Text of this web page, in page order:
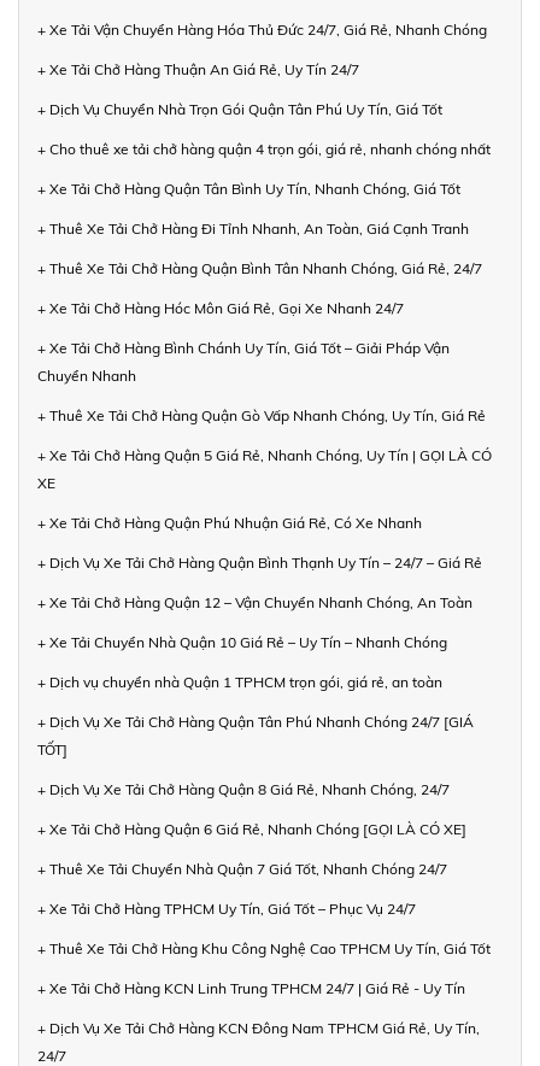
+ Xe Tải Vận Chuyển Hàng Hóa Thủ Đức 24/7, Giá Rẻ, Nhanh Chóng
+ Xe Tải Chở Hàng Thuận An Giá Rẻ, Uy Tín 24/7
+ Dịch Vụ Chuyển Nhà Trọn Gói Quận Tân Phú Uy Tín, Giá Tốt
+ Cho thuê xe tải chở hàng quận 4 trọn gói, giá rẻ, nhanh chóng nhất
+ Xe Tải Chở Hàng Quận Tân Bình Uy Tín, Nhanh Chóng, Giá Tốt
+ Thuê Xe Tải Chở Hàng Đi Tỉnh Nhanh, An Toàn, Giá Cạnh Tranh
+ Thuê Xe Tải Chở Hàng Quận Bình Tân Nhanh Chóng, Giá Rẻ, 24/7
+ Xe Tải Chở Hàng Hóc Môn Giá Rẻ, Gọi Xe Nhanh 24/7
+ Xe Tải Chở Hàng Bình Chánh Uy Tín, Giá Tốt – Giải Pháp Vận
Chuyển Nhanh
+ Thuê Xe Tải Chở Hàng Quận Gò Vấp Nhanh Chóng, Uy Tín, Giá Rẻ
+ Xe Tải Chở Hàng Quận 5 Giá Rẻ, Nhanh Chóng, Uy Tín | GỌI LÀ CÓ
XE
+ Xe Tải Chở Hàng Quận Phú Nhuận Giá Rẻ, Có Xe Nhanh
+ Dịch Vụ Xe Tải Chở Hàng Quận Bình Thạnh Uy Tín – 24/7 – Giá Rẻ
+ Xe Tải Chở Hàng Quận 12 – Vận Chuyển Nhanh Chóng, An Toàn
+ Xe Tải Chuyển Nhà Quận 10 Giá Rẻ – Uy Tín – Nhanh Chóng
+ Dịch vụ chuyển nhà Quận 1 TPHCM trọn gói, giá rẻ, an toàn
+ Dịch Vụ Xe Tải Chở Hàng Quận Tân Phú Nhanh Chóng 24/7 [GIÁ
TỐT]
+ Dịch Vụ Xe Tải Chở Hàng Quận 8 Giá Rẻ, Nhanh Chóng, 24/7
+ Xe Tải Chở Hàng Quận 6 Giá Rẻ, Nhanh Chóng [GỌI LÀ CÓ XE]
+ Thuê Xe Tải Chuyển Nhà Quận 7 Giá Tốt, Nhanh Chóng 24/7
+ Xe Tải Chở Hàng TPHCM Uy Tín, Giá Tốt – Phục Vụ 24/7
+ Thuê Xe Tải Chở Hàng Khu Công Nghệ Cao TPHCM Uy Tín, Giá Tốt
+ Xe Tải Chở Hàng KCN Linh Trung TPHCM 24/7 | Giá Rẻ - Uy Tín
+ Dịch Vụ Xe Tải Chở Hàng KCN Đông Nam TPHCM Giá Rẻ, Uy Tín,
24/7